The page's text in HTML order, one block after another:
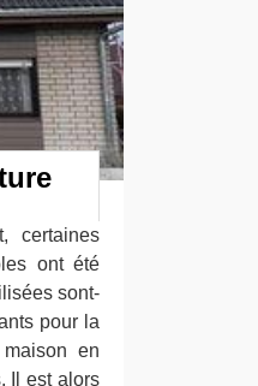
certaines
ont été
sont-
pour la
en
Il est alors